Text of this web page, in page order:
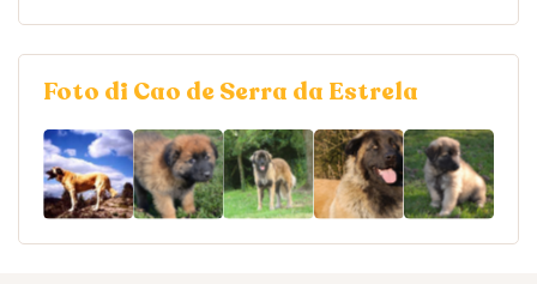
Foto di Cao de Serra da Estrela